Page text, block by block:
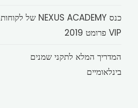
כנס NEXUS ACADEMY של לקוחות
VIP פרומט 2019
המדריך המלא לתקני שמנים
בינלאומיים